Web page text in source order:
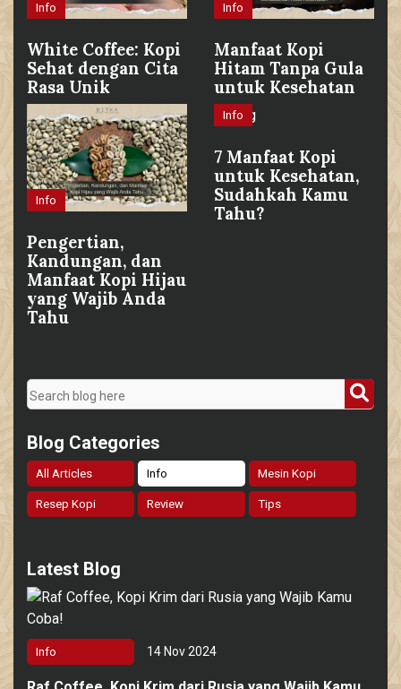
Info
White Coffee: Kopi
Sehat dengan Cita
Rasa Unik
Info
Manfaat Kopi
Hitam Tanpa Gula
untuk Kesehatan
Info
Pengertian,
Kandungan, dan
Manfaat Kopi Hijau
yang Wajib Anda
Tahu
Info
7 Manfaat Kopi
untuk Kesehatan,
Sudahkah Kamu
Tahu?
Blog Categories
All Articles Info Mesin Kopi
Resep Kopi Review Tips
Latest Blog
Info 14 Nov 2024